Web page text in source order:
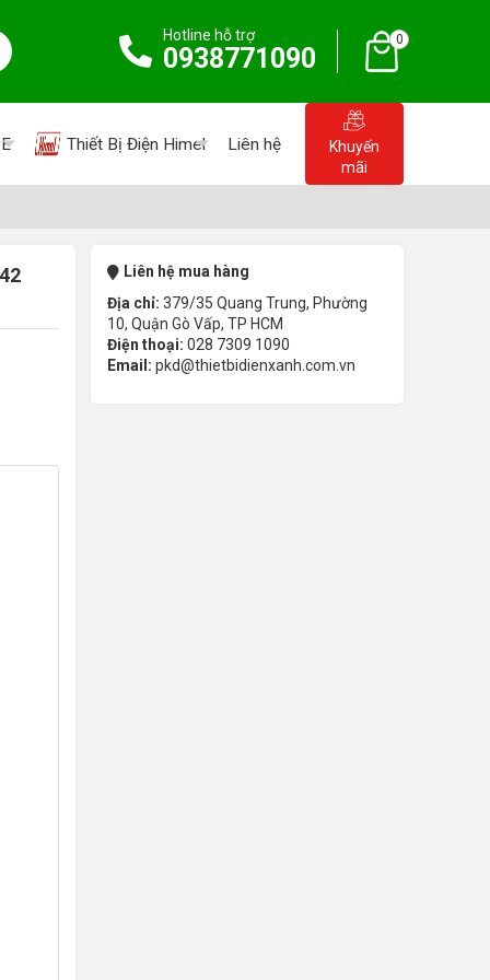
Hotline hỗ trợ
0938771090
0
Thiết Bị Điện Himel Liên hệ
Khuyến
mãi
Liên hệ mua hàng
Địa chỉ: 379/35 Quang Trung, Phường
10, Quận Gò Vấp, TP HCM
Điện thoại: 028 7309 1090
Email: pkd@thietbidienxanh.com.vn